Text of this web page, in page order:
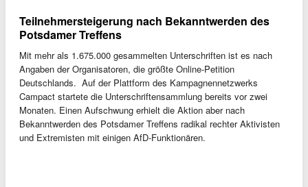
Teilnehmersteigerung nach Bekanntwerden des
Potsdamer Treffens
Mit mehr als 1.675.000 gesammelten Unterschriften ist es nach
Angaben der Organisatoren, die größte Online-Petition
Deutschlands. Auf der Plattform des Kampagnennetzwerks
Campact startete die Unterschriftensammlung bereits vor zwei
Monaten. Einen Aufschwung erhielt die Aktion aber nach
Bekanntwerden des Potsdamer Treffens radikal rechter Aktivisten
und Extremisten mit einigen AfD-Funktionären.